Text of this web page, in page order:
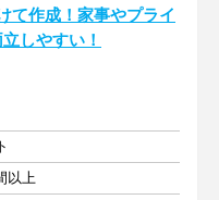
て作成！家事やプライ
しやすい！
以上